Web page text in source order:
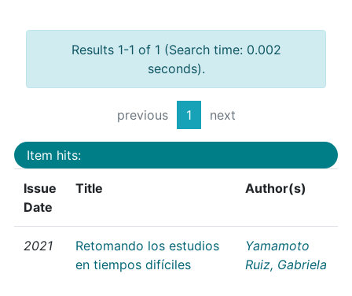
Results 1-1 of 1 (Search time: 0.002
seconds).
previous 1 next
Item hits:
Issue
Date
Title Author(s)
2021
Retomando los estudios
en tiempos difíciles
Yamamoto
Ruiz, Gabriela